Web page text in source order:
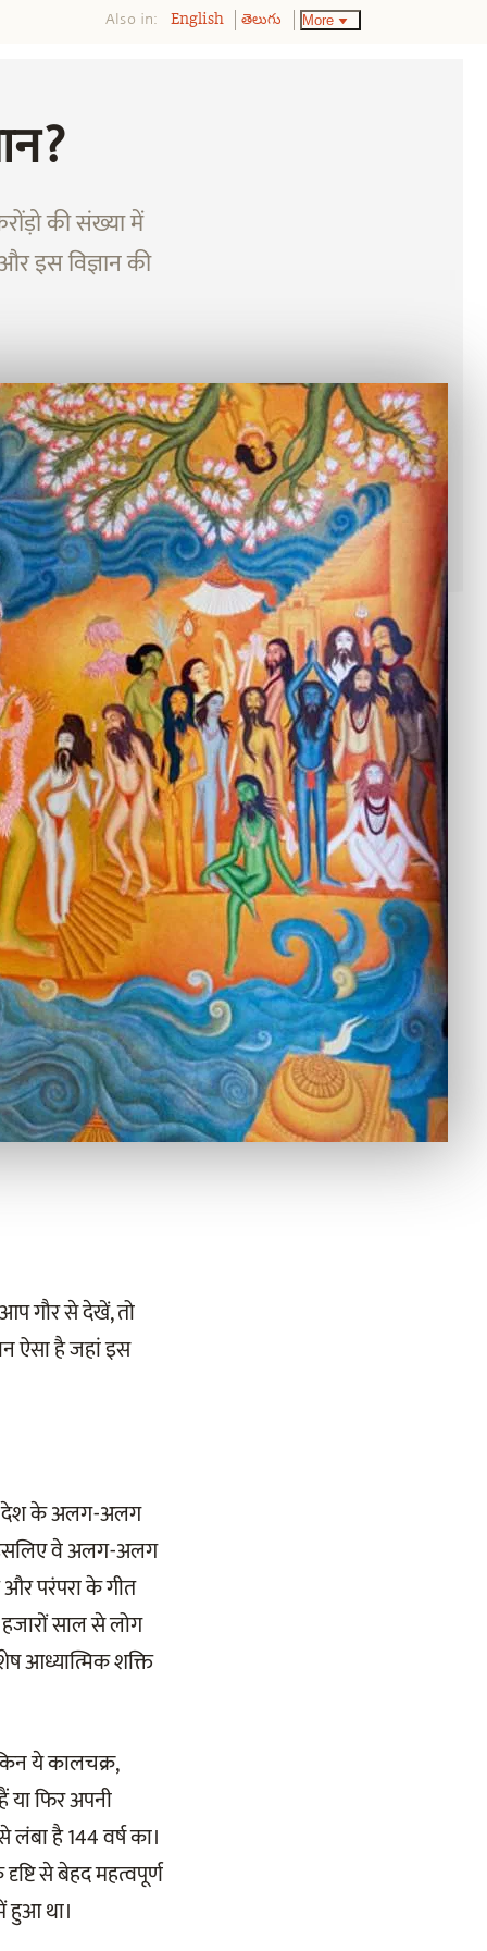
Also in: English తెలుగు More
की संख्या में
इस विज्ञान की
गौर से देखें, तो
ऐसा है जहां इस
देश के अलग-अलग
इसलिए वे अलग-अलग
परंपरा के गीत
साल से लोग
आध्यात्मिक शक्ति
ये कालचक्र,
फिर अपनी
है 144 वर्ष का।
से बेहद महत्वपूर्ण
हुआ था।